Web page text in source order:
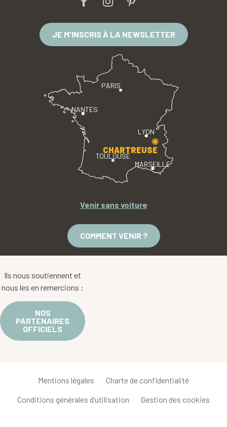
JE M'INSCRIS À LA NEWSLETTER
PARIS
LYON
TOULOUSE
MARSEILLE
NANTES
CHARTREUSE
Venir sans voiture
COMMENT VENIR ?
Ils nous soutiennent et
nous les en remercions :
NOS
PARTENAIRES
OFFICIELS
Mentions légales Charte de confidentialité
Conditions générales d’utilisation Gestion des cookies